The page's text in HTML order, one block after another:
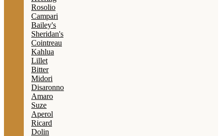
Rosolio
Campari
Bailey's
Sheridan's
Cointreau
Kahlua
Lillet
Bitter
Midori
Disaronno
Amaro
Suze
Aperol
Ricard
Dolin